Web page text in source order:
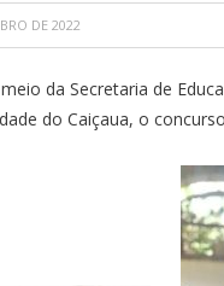
DE 2022
da Secretaria de
do Caiçaua, o